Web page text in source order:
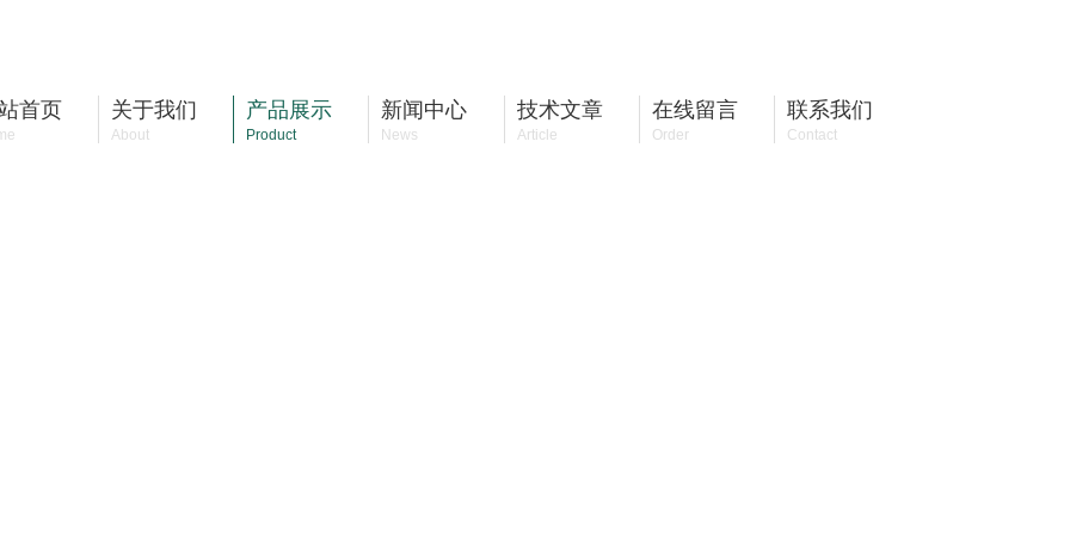
首页 关于我们
About
产品展示
Product
新闻中心
News
技术文章
Article
在线留言
Order
联系我们
Contact